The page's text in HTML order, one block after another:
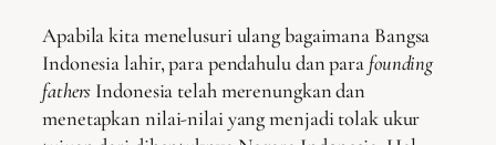
Apabila kita menelusuri ulang bagaimana Bangsa
Indonesia lahir, para pendahulu dan para founding
fathers Indonesia telah merenungkan dan
menetapkan nilai-nilai yang menjadi tolak ukur